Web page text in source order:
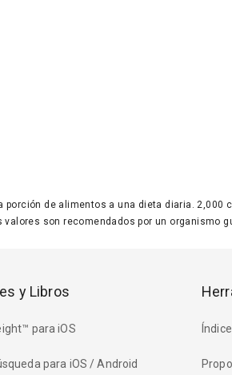
porción de alimentos a una dieta diaria.
son recomendados por un organismo
y Libros
para iOS
para iOS / Android